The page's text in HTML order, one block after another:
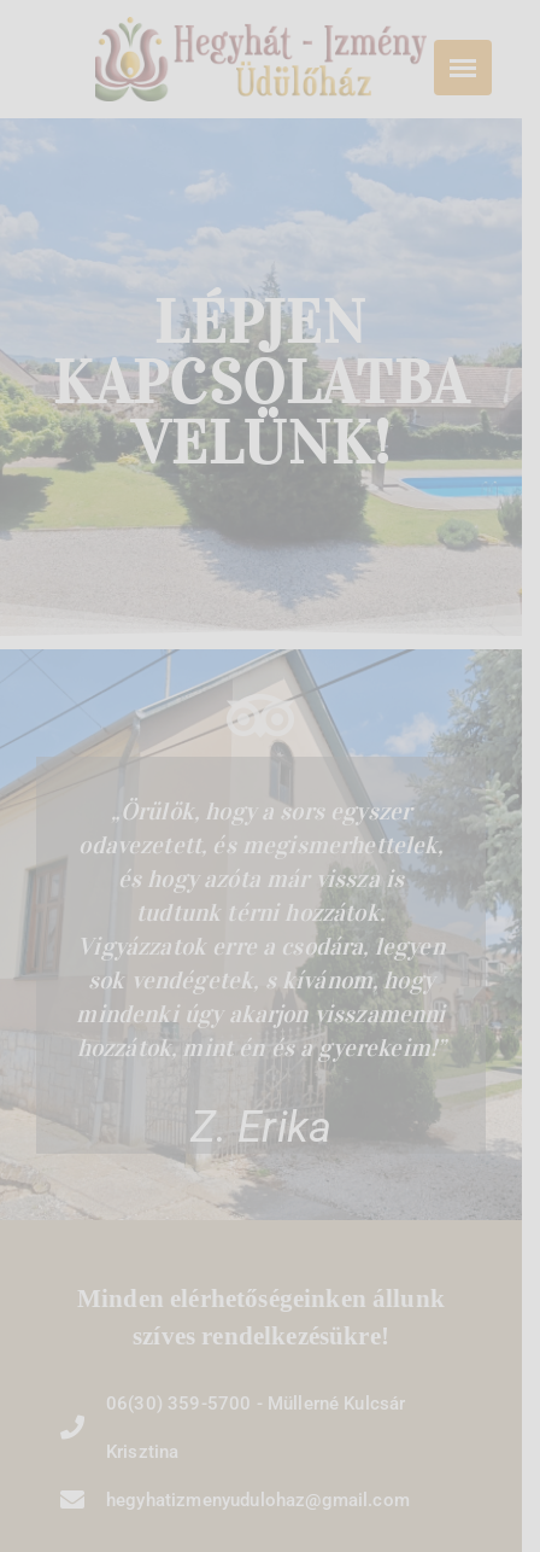
LÉPJEN
KAPCSOLATBA
VELÜNK!
„Örülök, hogy a sors egyszer
odavezetett, és megismerhettelek,
és hogy azóta már vissza is
tudtunk térni hozzátok.
Vigyázzatok erre a csodára, legyen
sok vendégetek, s kívánom, hogy
mindenki úgy akarjon visszamenni
hozzátok, mint én és a gyerekeim!”
Z. Erika
Minden elérhetőségeinken állunk
szíves rendelkezésükre!
06(30) 359-5700 - Müllerné Kulcsár
Krisztina
hegyhatizmenyudulohaz@gmail.com